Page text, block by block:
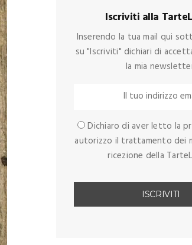
Iscriviti alla
Inserendo la tua mail qui
su "Iscriviti" dichiari di
la mia
Dichiaro di aver letto la
autorizzo il trattamento dei
ricezione della